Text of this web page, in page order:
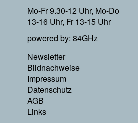
Mo-Fr 9.30-12 Uhr, Mo-Do
13-16 Uhr, Fr 13-15 Uhr
powered by: 84GHz
Footer
Menu
Rechts
Newsletter
Bildnachweise
Impressum
Datenschutz
AGB
Links